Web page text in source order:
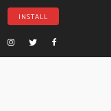
INSTALL